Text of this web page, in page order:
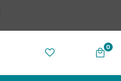
0